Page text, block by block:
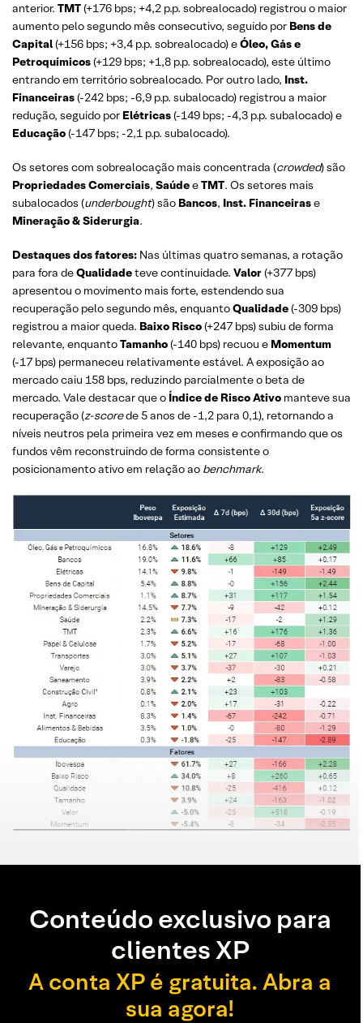
anterior. TMT(+176 bps; +4,2 p.p. sobrealocado) registrou o maior
aumento pelo segundo mês consecutivo, seguido por Bens de
Capital(+156 bps; +3,4 p.p. sobrealocado) eÓleo, Gás e
Petroquímicos(+129 bps; +1,8 p.p. sobrealocado), este último
entrando em território sobrealocado. Por outro lado, Inst.
Financeiras(-242 bps; -6,9 p.p. subalocado) registrou a maior
redução, seguido por Elétricas(-149 bps; -4,3 p.p. subalocado) e
Educação(-147 bps; -2,1 p.p. subalocado).
Os setores com sobrealocação mais concentrada (crowded) são
Propriedades Comerciais, SaúdeeTMT. Os setores mais
subalocados (underbought) são Bancos, Inst. Financeirase
Mineração & Siderurgia.
Destaques dos fatores: Nas últimas quatro semanas, a rotação
para fora deQualidadeteve continuidade. Valor(+377 bps)
apresentou o movimento mais forte, estendendo sua
recuperação pelo segundo mês, enquantoQualidade(-309 bps)
registrou a maior queda. Baixo Risco(+247 bps) subiu de forma
relevante, enquantoTamanho(-140 bps) recuou e Momentum
(-17 bps) permaneceu relativamente estável. A exposição ao
mercado caiu 158 bps, reduzindo parcialmente o beta de
mercado. Vale destacar que o Índice de Risco Ativo manteve sua
recuperação (z-scorede 5 anos de -1,2 para 0,1), retornando a
níveis neutros pela primeira vez em meses e confirmando que os
fundos vêm reconstruindo de forma consistente o
posicionamento ativo em relação ao benchmark.
Conteúdo exclusivo para
clientes XP
A conta XP é gratuita. Abra a
sua agora!